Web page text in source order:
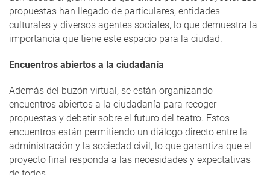
propuestas han llegado de particulares, entidades
culturales y diversos agentes sociales, lo que demuestra la
importancia que tiene este espacio para la ciudad.
Encuentros abiertos a la ciudadanía
Además del buzón virtual, se están organizando
encuentros abiertos a la ciudadanía para recoger
propuestas y debatir sobre el futuro del teatro. Estos
encuentros están permitiendo un diálogo directo entre la
administración y la sociedad civil, lo que garantiza que el
proyecto final responda a las necesidades y expectativas